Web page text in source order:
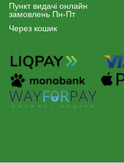
Пункт видачі онлайн
замовлень Пн-Пт
Через кошик